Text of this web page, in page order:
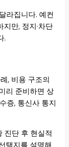
라집니다. 예컨
만, 정지·차단
.
, 비용 구조의
리 준비하면 상
증, 통신사 통지
진단 후 현실적